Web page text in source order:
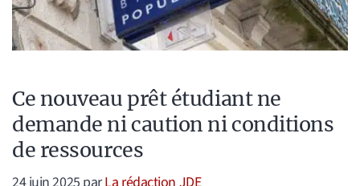
Ce nouveau prêt étudiant ne
demande ni caution ni conditions
de ressources